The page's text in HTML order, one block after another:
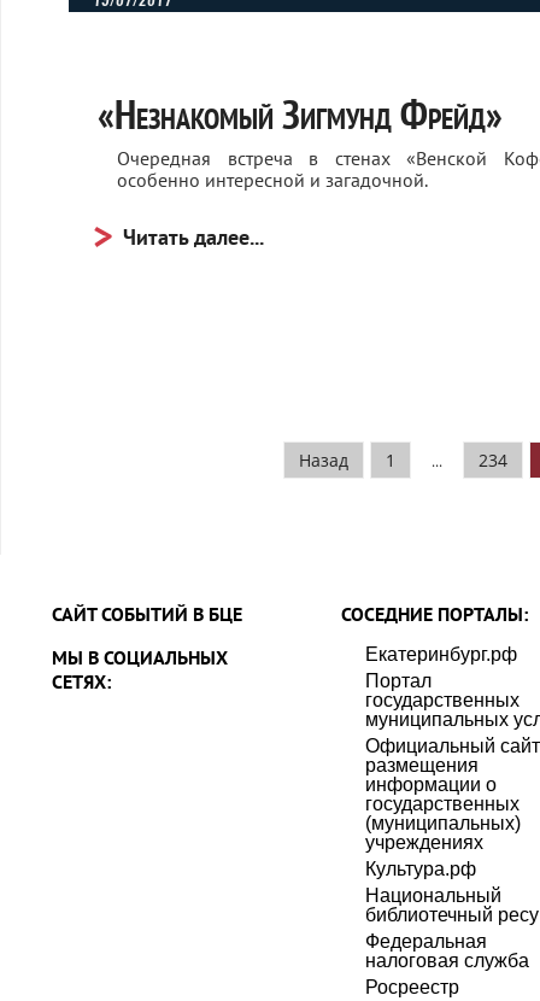
«Незнакомый Зигмунд Фрейд»
Очередная встреча в стенах «Венской
особенно интересной и загадочной.
Читать далее...
Назад 1 ... 234
САЙТ СОБЫТИЙ В БЦЕ
МЫ В СОЦИАЛЬНЫХ
СЕТЯХ:
СОСЕДНИЕ ПОРТАЛЫ:
Екатеринбург.рф
Портал
государственных
муниципальных
Официальный
размещения
информации о
государственных
(муниципальных)
учреждениях
Культура.рф
Национальный
библиотечный
Федеральная
налоговая служба
Росреестр